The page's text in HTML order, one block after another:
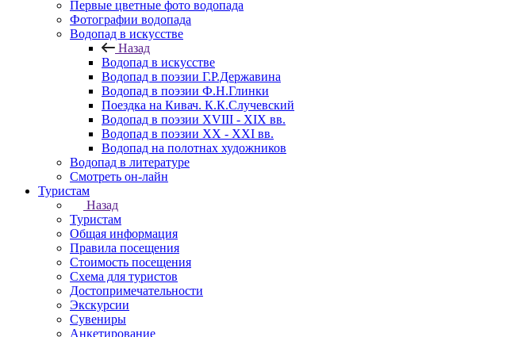
Первые цветные фото водопада
Фотографии водопада
Водопад в искусстве
Назад
Водопад в искусстве
Водопад в поэзии Г.Р.Державина
Водопад в поэзии Ф.Н.Глинки
Поездка на Кивач. К.К.Случевский
Водопад в поэзии XVIII - XIX вв.
Водопад в поэзии XX - XXI вв.
Водопад на полотнах художников
Водопад в литературе
Смотреть он-лайн
Туристам
Назад
Туристам
Общая информация
Правила посещения
Стоимость посещения
Схема для туристов
Достопримечательности
Экскурсии
Сувениры
Анкетирование